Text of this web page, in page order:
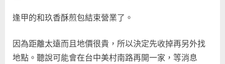
大
小。
束
逢甲的和玖香酥煎包結束營業了。
因為距離太遠而且地價很貴，所以決定先收掉再另外找
地點。聽說可能會在台中美村南路再開一家，等消息